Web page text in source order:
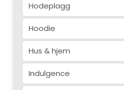
Hodeplagg
Hoodie
Hus & hjem
Indulgence